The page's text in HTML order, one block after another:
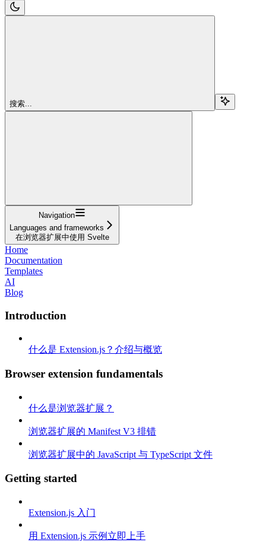
搜索...
Navigation
Languages and frameworks
在浏览器扩展中使用 Svelte
Home
Documentation
Templates
AI
Blog
Introduction
什么是 Extension.js？介绍与概览
Browser extension fundamentals
什么是浏览器扩展？
浏览器扩展的 Manifest V3 排错
浏览器扩展中的 JavaScript 与 TypeScript 文件
Getting started
Extension.js 入门
用 Extension.js 示例立即上手